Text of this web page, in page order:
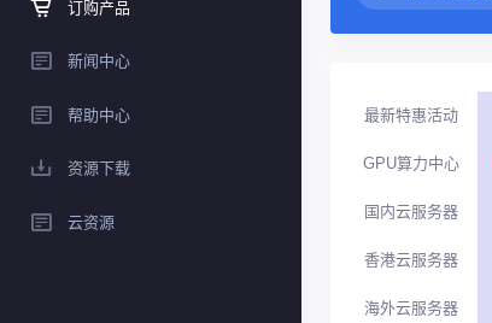
订购产品
新闻中心
帮助中心
资源下载
云资源
最新特惠活动
GPU算力中心
国内云服务器
香港云服务器
海外云服务器